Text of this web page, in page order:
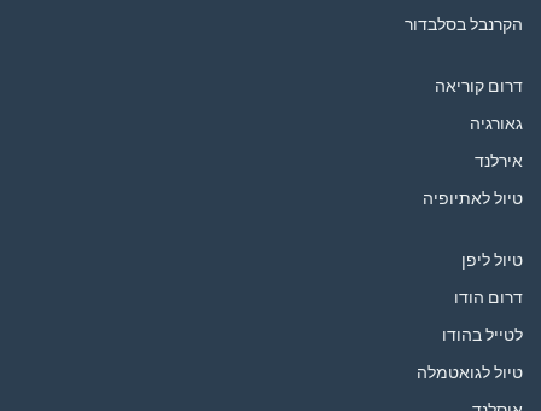
הקרנבל בסלבדור
דרום קוריאה
גאורגיה
אירלנד
טיול לאתיופיה
טיול ליפן
דרום הודו
לטייל בהודו
טיול לגואטמלה